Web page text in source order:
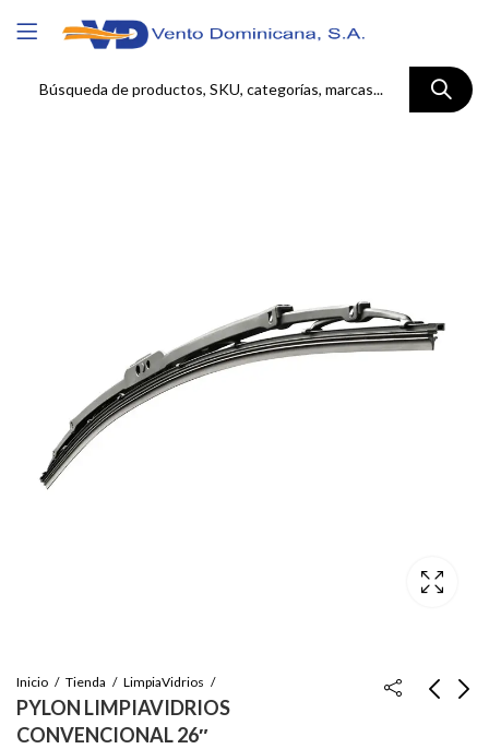
Inicio Tienda LimpiaVidrios
PYLON LIMPIAVIDRIOS
CONVENCIONAL 26″